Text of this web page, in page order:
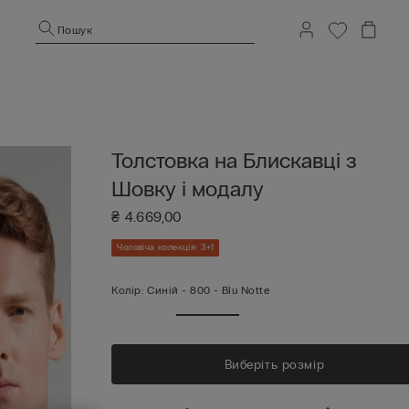
Пошук
Толстовка на Блискавці з
Шовку і модалу
₴ 4.669,00
Чоловіча колекція: 3+1
Колір: Синій -800 - Blu Notte
Виберіть розмір